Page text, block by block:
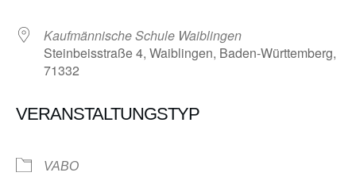
Kaufmännische Schule Waiblingen
Steinbeisstraße 4, Waiblingen, Baden-Württemberg,
71332
VERANSTALTUNGSTYP
VABO